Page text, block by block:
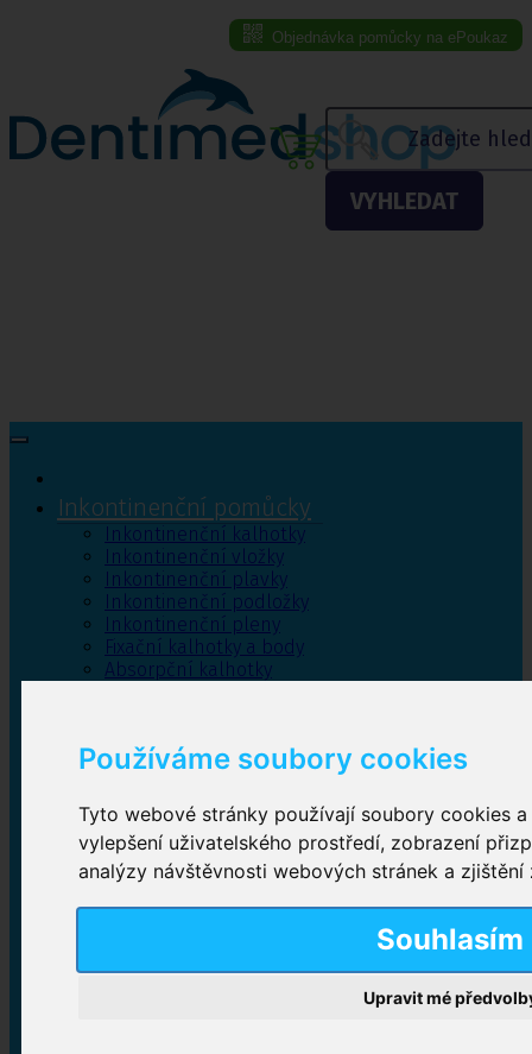
Používáme soubory cookies
Tyto webové stránky používají soubory cookies
vylepšení uživatelského prostředí, zobrazení
analýzy návštěvnosti webových stránek a
Souhlasím
Upravit mé
Objednávka pomůcky na ePoukaz
VYHLEDAT
Inkontinenční pomůcky
Inkontinenční kalhotky
Inkontinenční vložky
Inkontinenční plavky
Inkontinenční podložky
Inkontinenční pleny
Fixační kalhotky a body
Absorpční kalhotky
Inkontinenční kalhotky
Plenkové kalhotky navlékací,Plenkové kalhotky